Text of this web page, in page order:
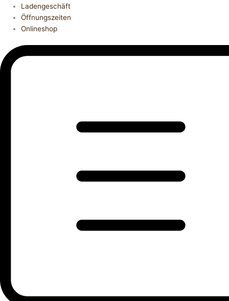
Ladengeschäft
Öffnungszeiten
Onlineshop